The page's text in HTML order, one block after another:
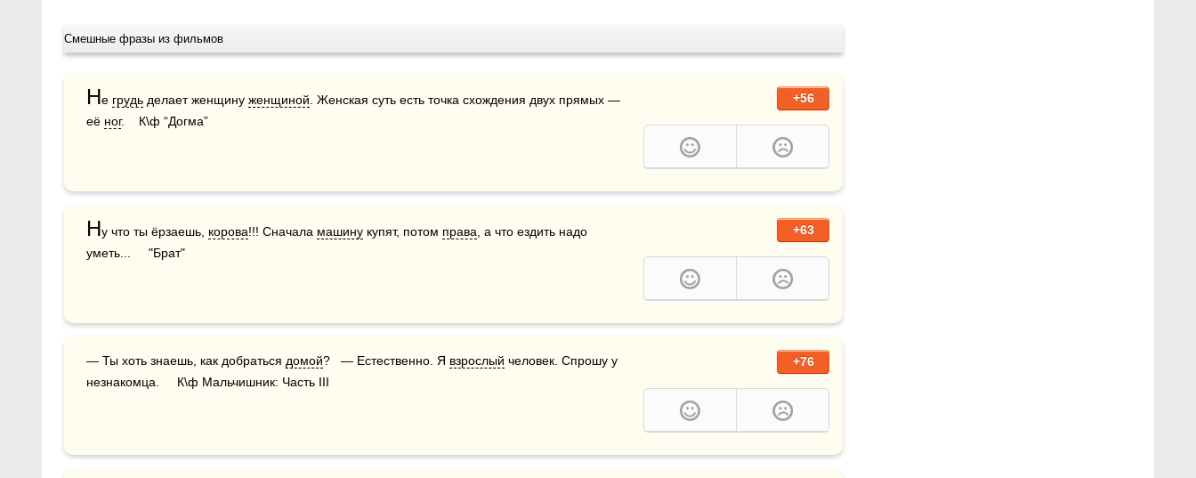
Смешные фразы из фильмов
+56
Не грудь делает женщину женщиной . Женская суть есть точка схождения двух прямых —
её ног.    К\ф “Догма”
+63
Ну что ты ёрзаешь, корова!!! Сначала машину купят, потом права , а что ездить надо
уметь...     "Брат"
+76
— Ты хоть знаешь, как добраться домой?   — Естественно. Я взрослый человек. Спрошу у
незнакомца.     К\ф Мальчишник: Часть III